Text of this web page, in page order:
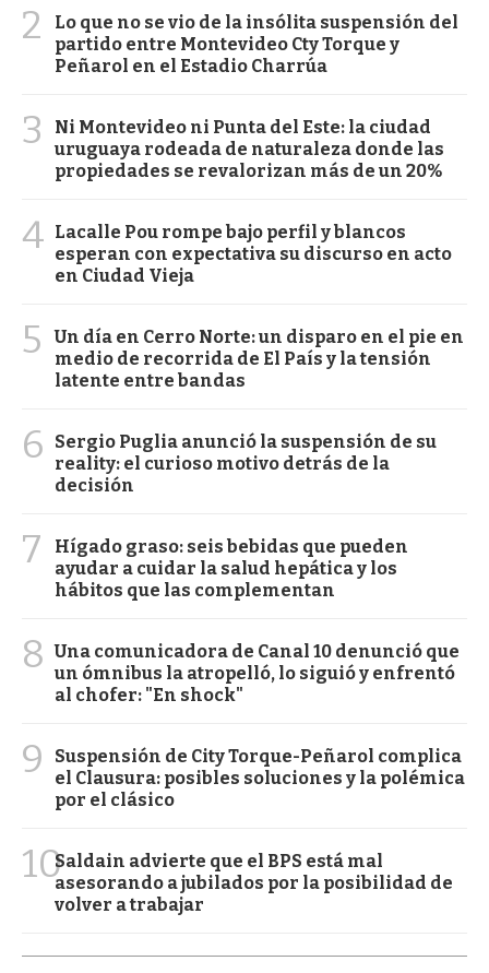
2
Lo que no se vio de la insólita suspensión del
partido entre Montevideo Cty Torque y
Peñarol en el Estadio Charrúa
3
Ni Montevideo ni Punta del Este: la ciudad
uruguaya rodeada de naturaleza donde las
propiedades se revalorizan más de un 20%
4 Lacalle Pou rompe bajo perfil y blancos
esperan con expectativa su discurso en acto
en Ciudad Vieja
5
Un día en Cerro Norte: un disparo en el pie en
medio de recorrida de El País y la tensión
latente entre bandas
6
Sergio Puglia anunció la suspensión de su
reality: el curioso motivo detrás de la
decisión
7
Hígado graso: seis bebidas que pueden
ayudar a cuidar la salud hepática y los
hábitos que las complementan
8 Una comunicadora de Canal 10 denunció que
un ómnibus la atropelló, lo siguió y enfrentó
al chofer: "En shock"
9
Suspensión de City Torque-Peñarol complica
el Clausura: posibles soluciones y la polémica
por el clásico
10Saldain advierte que el BPS está mal
asesorando a jubilados por la posibilidad de
volver a trabajar